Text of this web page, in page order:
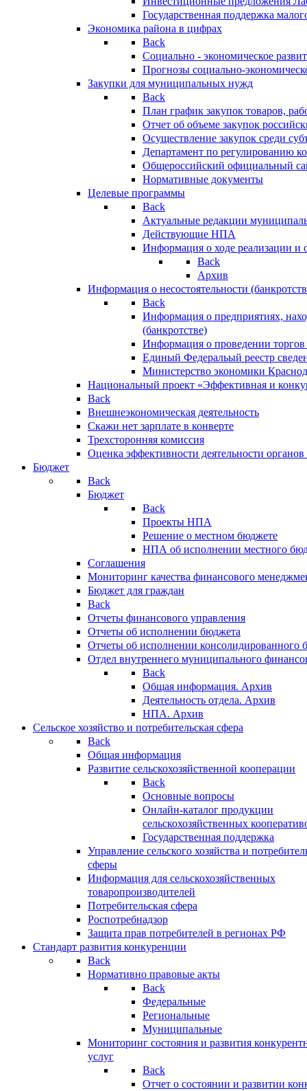
Государственная поддержка
Экономика района в цифрах
Back
Социально - экономическое
Прогнозы социально-
Закупки для муниципальных нужд
Back
План график закупок товаров,
Отчет об объеме закупок
Осуществление закупок среди
Департамент по регулированию
Общероссийский официальный
Нормативные документы
Целевые программы
Back
Актуальные редакции
Действующие НПА
Информация о ходе реализации
Back
Архив
Информация о несостоятельности
Back
Информация о предприятиях,
(банкротстве)
Информация о проведении
Единый Федеральый реестр
Министерство экономики
Национальный проект «Эффективная и
Back
Внешнеэкономическая деятельность
Скажи нет зарплате в конверте
Трехсторонняя комиссия
Оценка эффективности деятельности
Бюджет
Back
Бюджет
Back
Проекты НПА
Решение о местном бюджете
НПА об исполнении местного
Соглашения
Мониторинг качества финансового
Бюджет для граждан
Back
Отчеты финансового управления
Отчеты об исполнении бюджета
Отчеты об исполнении консолидированного
Отдел внутреннего муниципального
Back
Общая информация. Архив
Деятельность отдела. Архив
НПА. Архив
Сельское хозяйство и потребительская сфера
Back
Общая информация
Развитие сельскохозяйственной кооперации
Back
Основные вопросы
Онлайн-каталог продукции
сельскохозяйственных
Государственная поддержка
Управление сельского хозяйства и
сферы
Информация для сельскохозяйственных
товаропроизводителей
Потребительская сфера
Роспотребнадзор
Защита прав потребителей в регионах РФ
Стандарт развития конкуренции
Back
Нормативно правовые акты
Back
Федеральные
Региональные
Муниципальные
Мониторинг состояния и развития
услуг
Back
Отчет о состоянии и развитии